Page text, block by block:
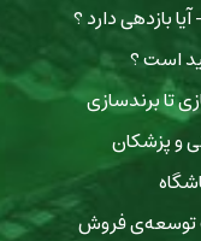
بازدهی دارد ؟
است ؟
تا برندسازی
توسعه‌ی فروش